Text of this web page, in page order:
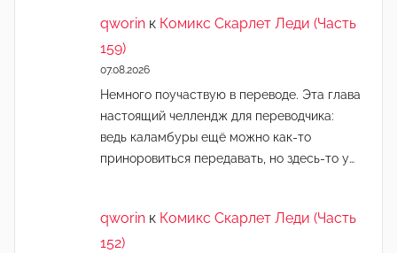
qworin к Комикс Скарлет Леди (Часть
159)
07.08.2026
Немного поучаствую в переводе. Эта глава
настоящий челлендж для переводчика:
ведь каламбуры ещё можно как-то
приноровиться передавать, но здесь-то у…
qworin к Комикс Скарлет Леди (Часть
152)